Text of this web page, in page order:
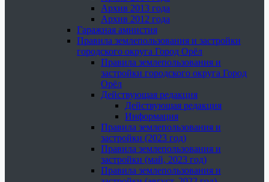
Архив 2013 года
Архив 2012 года
Гаражная амнистия
Правила землепользования и застройки
городского округа Город Орёл
Правила землепользования и
застройки городского округа Город
Орёл
Действующая редакция
Действующая редакция
Информация
Правила землепользования и
застройки (2023 год)
Правила землепользования и
застройки (май, 2023 год)
Правила землепользования и